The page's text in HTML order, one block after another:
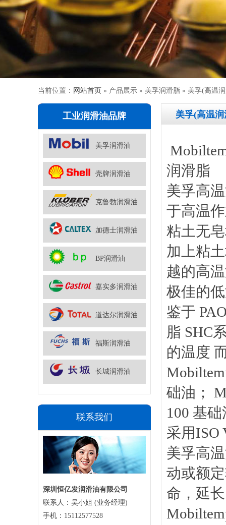
当前位置： 网站首页 » 产品展示 » 美孚润滑脂 » 美孚(高温
工业润滑油品牌
美孚润滑油
壳牌润滑油
克鲁勃润滑油
加德士润滑油
BP润滑油
嘉实多润滑油
道达尔润滑油
福斯润滑油
长城润滑油
联系我们
深圳恒亿发润滑油有限公司
联系人：吴小姐 (业务经理)
手机：15112577528
美孚(高温
润滑脂
美孚高
于高温
粘土无
加上粘
越的高
极佳的
鉴于
脂 SHC
的温度
础油；
100 基
采用ISO
美孚高
动或额
命，延